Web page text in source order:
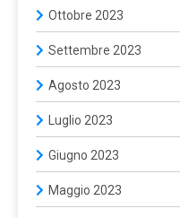
Ottobre 2023
Settembre 2023
Agosto 2023
Luglio 2023
Giugno 2023
Maggio 2023